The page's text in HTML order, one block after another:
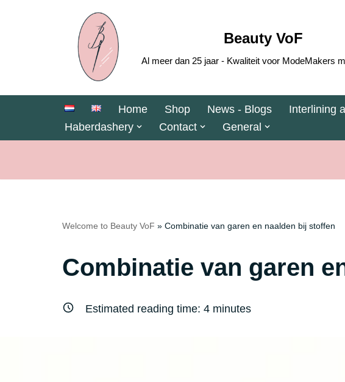
Beauty VoF
Al meer dan 25 jaar - Kwaliteit voor ModeMakers
Home Shop News - Blogs Interlining
Haberdashery
Contact General
Welcome to Beauty VoF » Combinatie van garen en naalden bij stoffen
Combinatie van garen
Estimated reading time: 4 minutes